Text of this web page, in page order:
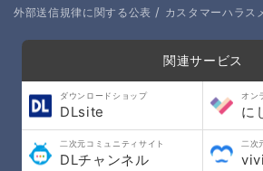
外部送信規律に関する公表 / カスタマーハラス
関連サービス
ダウンロードショップ
DLsite
オン
に
二次元コミュニティサイト
DLチャンネル
二次